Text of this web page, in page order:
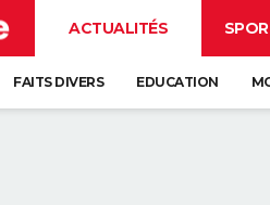
ACTUALITÉS
FAITS DIVERS EDUCATION